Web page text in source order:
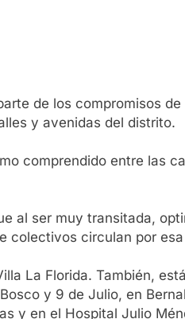
de los compromisos
y avenidas del distrito.
comprendido entre las
al ser muy transitada,
colectivos circulan por
La Florida. También,
y 9 de Julio, en
y en el Hospital Julio